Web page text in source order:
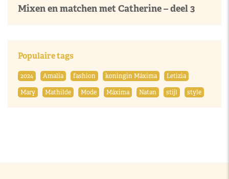
Mixen en matchen met Catherine – deel 3
Populaire tags
2024 Amalia fashion koningin Máxima
Letizia
Mary
Mathilde Mode Máxima Natan stijl style